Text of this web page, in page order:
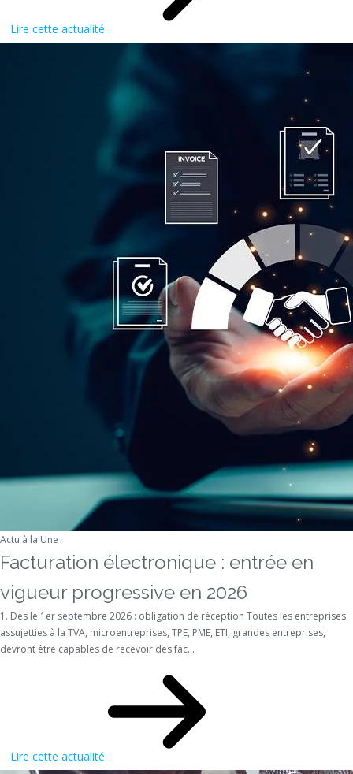
Lire cette actualité
Actu à la Une
Facturation électronique : entrée en
vigueur progressive en 2026
1. Dès le 1er septembre 2026 : obligation de réception Toutes les entreprises
assujetties à la TVA, microentreprises, TPE, PME, ETI, grandes entreprises,
devront être capables de recevoir des fac...
Lire cette actualité